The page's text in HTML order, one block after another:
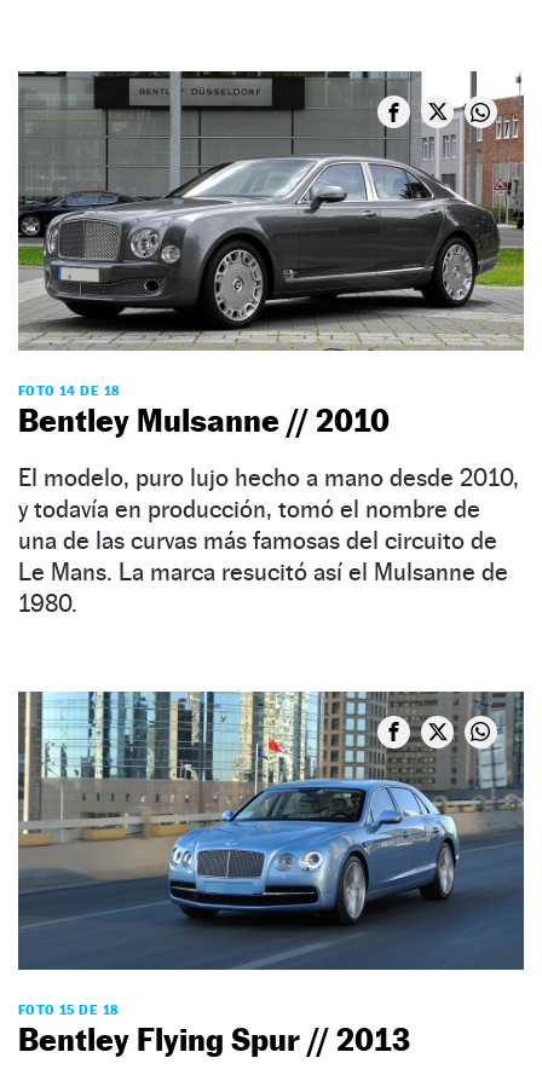
FOTO 14 DE 18
Bentley Mulsanne // 2010
El modelo, puro lujo hecho a mano desde 2010,
y todavía en producción, tomó el nombre de
una de las curvas más famosas del circuito de
Le Mans. La marca resucitó así el Mulsanne de
1980.
FOTO 15 DE 18
Bentley Flying Spur // 2013